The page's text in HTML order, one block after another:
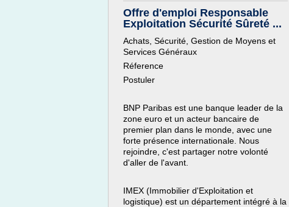
Offre d'emploi Responsable
Exploitation Sécurité Sûreté ...
Achats, Sécurité, Gestion de Moyens et
Services Généraux
Réference
Postuler
BNP Paribas est une banque leader de la
zone euro et un acteur bancaire de
premier plan dans le monde, avec une
forte présence internationale. Nous
rejoindre, c'est partager notre volonté
d'aller de l'avant.
IMEX (Immobilier d'Exploitation et
logistique) est un département intégré à la